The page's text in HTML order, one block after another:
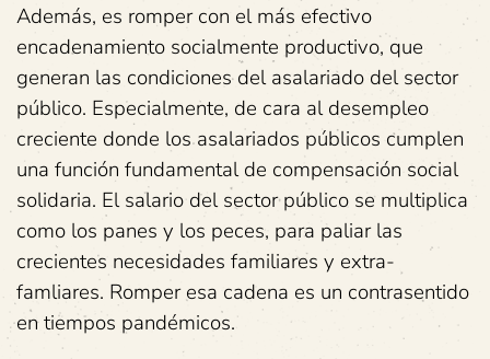
Además, es romper con el más efectivo
encadenamiento socialmente productivo, que
generan las condiciones del asalariado del sector
público. Especialmente, de cara al desempleo
creciente donde los asalariados públicos cumplen
una función fundamental de compensación social
solidaria. El salario del sector público se multiplica
como los panes y los peces, para paliar las
crecientes necesidades familiares y extra-
famliares. Romper esa cadena es un contrasentido
en tiempos pandémicos.